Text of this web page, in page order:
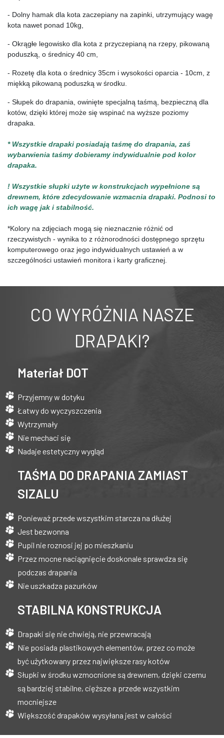
- Dolny hamak dla kota zaczepiany na zapinki, utrzymujący wagę
kota nawet ponad 10kg,
- Okrągłe legowisko dla kota z przyczepianą na rzepy, pikowaną
poduszką, o średnicy 40 cm,
- Rozetę dla kota o średnicy 35cm i wysokości oparcia - 10cm, z
miękką pikowaną poduszką w środku.
- Słupek do drapania, owinięte specjalną taśmą, bezpieczną dla
kotów, dzięki której może się wspinać na wyższe poziomy
drapaka.
* Wszystkie drapaki posiadają taśmę do drapania, zaś
wybarwienia taśmy dobieramy indywidualnie pod kolor
drapaka.
! Wszystkie słupki użyte w konstrukcjach wypełnione są
drewnem, które zdecydowanie wzmacnia drapaki. Podnosi to
ich wagę jak i stabilność.
*Kolory na zdjęciach mogą się nieznacznie różnić od
rzeczywistych - wynika to z różnorodności dostępnego sprzętu
komputerowego oraz jego indywidualnych ustawień a w
szczególności ustawień monitora i karty graficznej.
CO WYRÓŻNIA NASZE
DRAPAKI?
Materiał DOT
Przyjemny w dotyku
Łatwy do wyczyszczenia
Wytrzymały
Nie mechaci się
Nadaje estetyczny wygląd
TAŚMA DO DRAPANIA ZAMIAST
SIZALU
Ponieważ przede wszystkim starcza na dłużej
Jest bezwonna
Pupil nie roznosi jej po mieszkaniu
Przez mocne naciągnięcie doskonale sprawdza się
podczas drapania
Nie uszkadza pazurków
STABILNA KONSTRUKCJA
Drapaki się nie chwieją, nie przewracają
Nie posiada plastikowych elementów, przez co może
być użytkowany przez największe rasy kotów
Słupki w środku wzmocnione są drewnem, dzięki czemu
są bardziej stabilne, cięższe a przede wszystkim
mocniejsze
Większość drapaków wysyłana jest w całości